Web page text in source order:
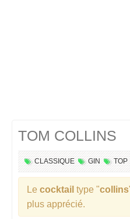
TOM COLLINS
CLASSIQUE GIN TOP
Le cocktail type "collins
plus apprécié.